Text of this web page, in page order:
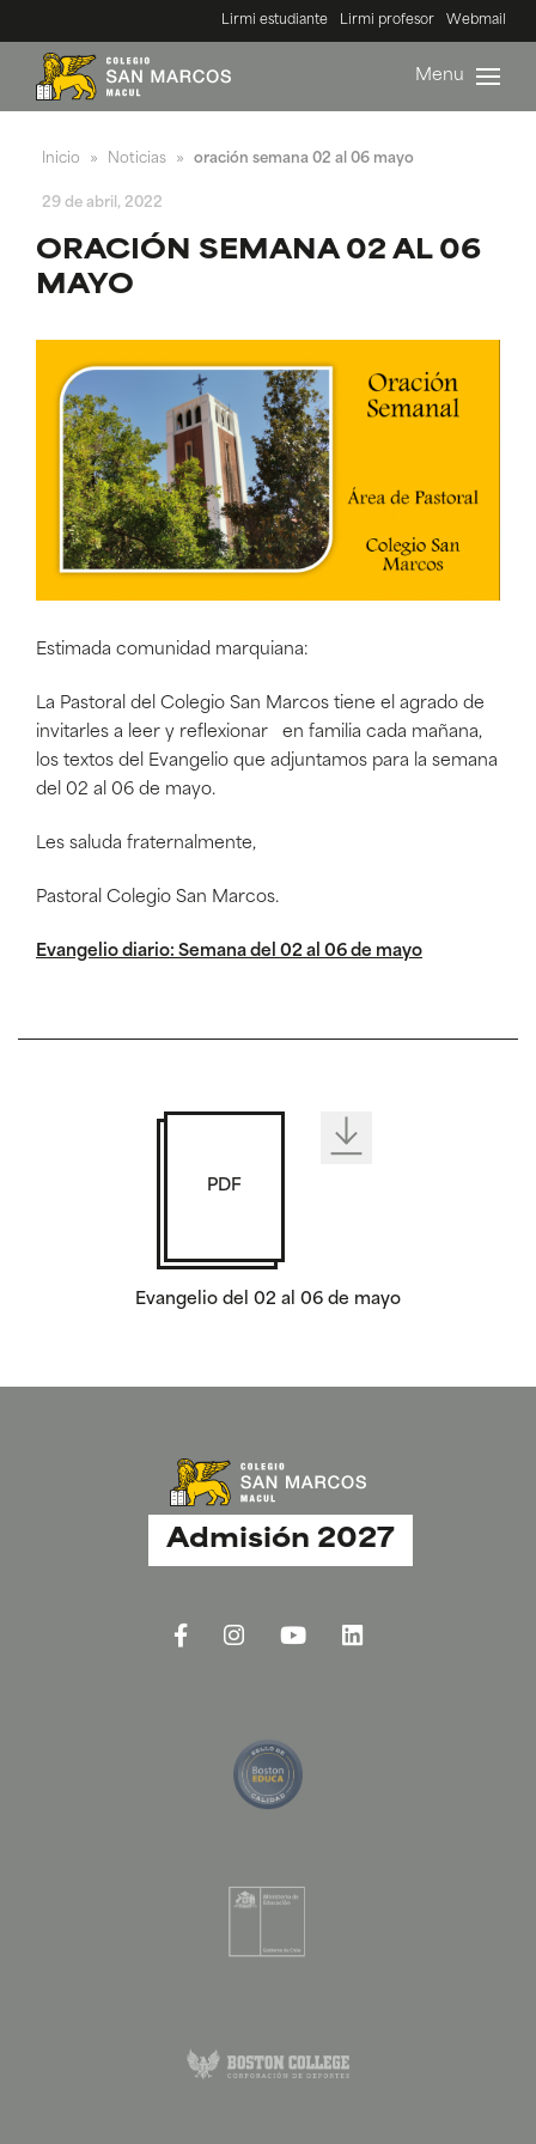
Lirmi estudiante Lirmi profesor Webmail
Menu
Inicio » Noticias » oración semana 02 al 06 mayo
29 de abril, 2022
ORACIÓN SEMANA 02 AL 06
MAYO
Estimada comunidad marquiana:
La Pastoral del Colegio San Marcos tiene el agrado de
invitarles a leer y reflexionar en familia cada mañana,
los textos del Evangelio que adjuntamos para la semana
del 02 al 06 de mayo.
Les saluda fraternalmente,
Pastoral Colegio San Marcos.
Evangelio diario: Semana del 02 al 06 de mayo
PDF
Evangelio del 02 al 06 de mayo
Admisión 2027